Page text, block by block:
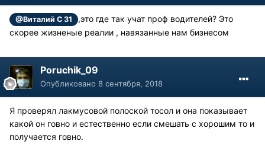
@Виталий С 31
,это где так учат проф водителей? Это
скорее жизненые реалии , навязанные нам бизнесом
Poruchik_09
Опубликовано 8 сентября, 2018
Я проверял лакмусовой полоской тосол и она показывает
какой он говно и естественно если смешать с хорошим то и
получается говно.